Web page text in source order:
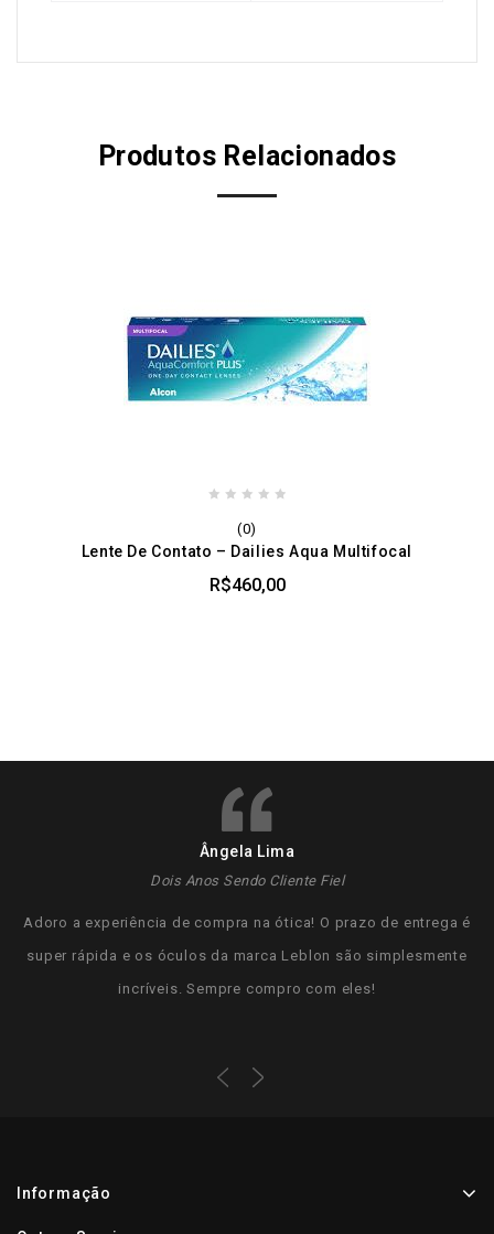
Produtos Relacionados
of
(0)
Lente De Contato – Dailies Aqua Multifocal
R$460,00
Ângela Lima
Dois Anos Sendo Cliente Fiel
Adoro a experiência de compra na ótica! O prazo de entrega é
super rápida e os óculos da marca Leblon são simplesmente
incríveis. Sempre compro com eles!
Informação